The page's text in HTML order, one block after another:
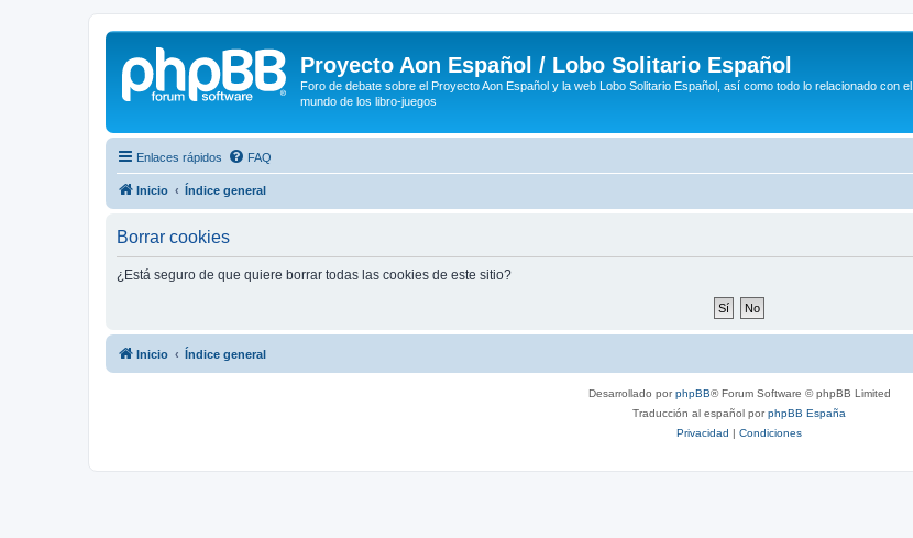
Proyecto Aon Español / Lobo Solitario Español
Foro de debate sobre el Proyecto Aon Español y la web Lobo Solitario Español, así como todo lo relacionado con el
mundo de los libro-juegos
Enlaces rápidos FAQ
Inicio Índice general
Borrar cookies
¿Está seguro de que quiere borrar todas las cookies de este sitio?
Inicio Índice general
Desarrollado porphpBB® Forum Software © phpBB Limited
Traducción al español porphpBB España
Privacidad | Condiciones